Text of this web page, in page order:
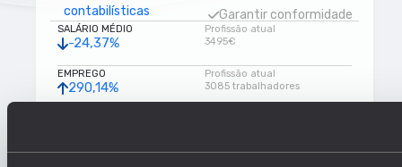
contabilísticas
Garantir conformidade
com as diretrizes
organizacionais
SALÁRIO MÉDIO
-24,37%
Profissão atual
3495€
EMPREGO
290,14%
Profissão atual
3085 trabalhadores